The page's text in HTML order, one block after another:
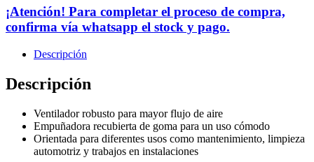
¡Atención! Para completar el proceso de compra,
confirma vía whatsapp el stock y pago.
Descripción
Descripción
Ventilador robusto para mayor flujo de aire
Empuñadora recubierta de goma para un uso cómodo
Orientada para diferentes usos como mantenimiento, limpieza
automotriz y trabajos en instalaciones